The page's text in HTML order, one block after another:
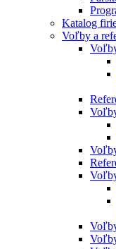
Katalog
Voľby a